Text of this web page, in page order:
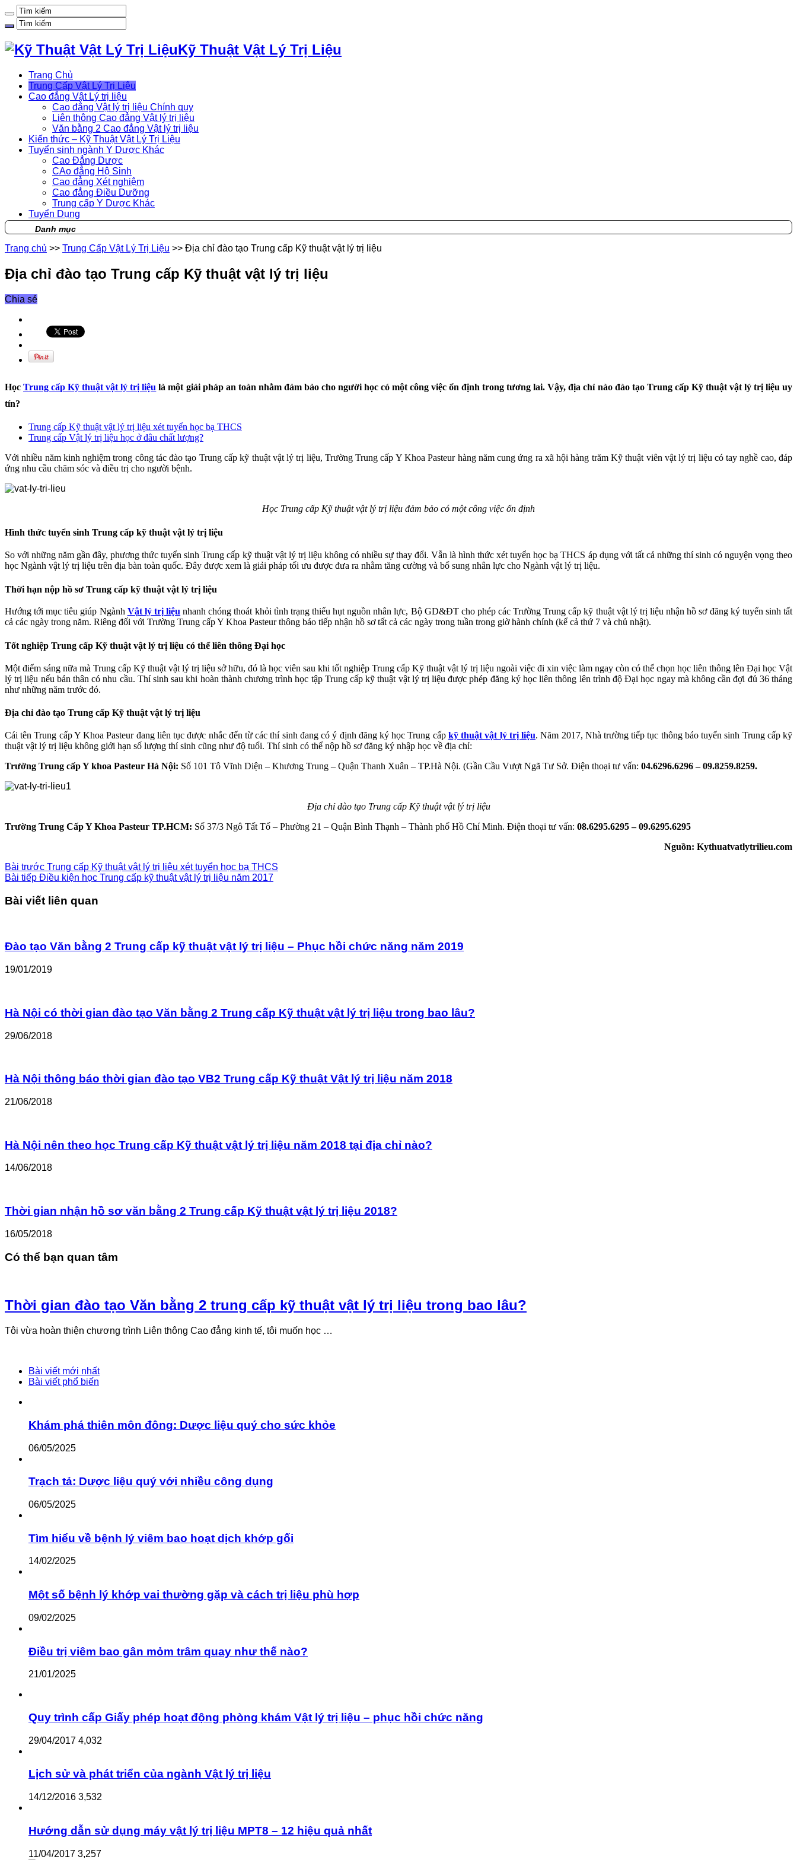
Kỹ Thuật Vật Lý Trị Liệu
Trang Chủ
Trung Cấp Vật Lý Trị Liệu
Cao đẳng Vật Lý trị liệu
Cao đẳng Vật lý trị liệu Chính quy
Liên thông Cao đẳng Vật lý trị liệu
Văn bằng 2 Cao đẳng Vật lý trị liệu
Kiến thức – Kỹ Thuật Vật Lý Trị Liệu
Tuyển sinh ngành Y Dược Khác
Cao Đẳng Dược
CAo đẳng Hộ Sinh
Cao đẳng Xét nghiệm
Cao đẳng Điều Dưỡng
Trung cấp Y Dược Khác
Tuyển Dụng
Danh mục
Trang chủ >> Trung Cấp Vật Lý Trị Liệu >> Địa chỉ đào tạo Trung cấp Kỹ thuật vật lý trị liệu
Địa chỉ đào tạo Trung cấp Kỹ thuật vật lý trị liệu
Chia sẻ
HọcTrung cấp Kỹ thuật vật lý trị liệu là một giải pháp an toàn nhằm đảm bảo cho người học có một công việc ổn định trong tương lai. Vậy, địa chỉ nào đào tạo Trung cấp Kỹ thuật vật lý trị liệu uy
tín?
Trung cấp Kỹ thuật vật lý trị liệu xét tuyển học bạ THCS
Trung cấp Vật lý trị liệu học ở đâu chất lượng?
Với nhiều năm kinh nghiệm trong công tác đào tạo Trung cấp kỹ thuật vật lý trị liệu, Trường Trung cấp Y Khoa Pasteur hàng năm cung ứng ra xã hội hàng trăm Kỹ thuật viên vật lý trị liệu có tay nghề cao, đáp
ứng nhu cầu chăm sóc và điều trị cho người bệnh.
Học Trung cấp Kỹ thuật vật lý trị liệu đảm bảo có một công việc ổn định
Hình thức tuyển sinh Trung cấp kỹ thuật vật lý trị liệu
So với những năm gần đây, phương thức tuyển sinh Trung cấp kỹ thuật vật lý trị liệu không có nhiều sự thay đổi. Vẫn là hình thức xét tuyển học bạ THCS áp dụng với tất cả những thí sinh có nguyện vọng theo
học Ngành vật lý trị liệu trên địa bàn toàn quốc. Đây được xem là giải pháp tối ưu được đưa ra nhằm tăng cường và bổ sung nhân lực cho Ngành vật lý trị liệu.
Thời hạn nộp hồ sơ Trung cấp kỹ thuật vật lý trị liệu
Hướng tới mục tiêu giúp Ngành Vật lý trị liệu nhanh chóng thoát khỏi tình trạng thiếu hụt nguồn nhân lực, Bộ GD&ĐT cho phép các Trường Trung cấp kỹ thuật vật lý trị liệu nhận hồ sơ đăng ký tuyển sinh tất
cả các ngày trong năm. Riêng đối với Trường Trung cấp Y Khoa Pasteur thông báo tiếp nhận hồ sơ tất cả các ngày trong tuần trong giờ hành chính (kể cả thứ 7 và chủ nhật).
Tốt nghiệp Trung cấp Kỹ thuật vật lý trị liệu có thể liên thông Đại học
Một điểm sáng nữa mà Trung cấp Kỹ thuật vật lý trị liệu sở hữu, đó là học viên sau khi tốt nghiệp Trung cấp Kỹ thuật vật lý trị liệu ngoài việc đi xin việc làm ngay còn có thể chọn học liên thông lên Đại học Vật
lý trị liệu nếu bản thân có nhu cầu. Thí sinh sau khi hoàn thành chương trình học tập Trung cấp kỹ thuật vật lý trị liệu được phép đăng ký học liên thông lên trình độ Đại học ngay mà không cần đợi đủ 36 tháng
như những năm trước đó.
Địa chỉ đào tạo Trung cấp Kỹ thuật vật lý trị liệu
Cái tên Trung cấp Y Khoa Pasteur đang liên tục được nhắc đến từ các thí sinh đang có ý định đăng ký học Trung cấp kỹ thuật vật lý trị liệu. Năm 2017, Nhà trường tiếp tục thông báo tuyển sinh Trung cấp kỹ
thuật vật lý trị liệu không giới hạn số lượng thí sinh cũng như độ tuổi. Thí sinh có thể nộp hồ sơ đăng ký nhập học về địa chỉ:
Trường Trung cấp Y khoa Pasteur Hà Nội: Số 101 Tô Vĩnh Diện – Khương Trung – Quận Thanh Xuân – TP.Hà Nội. (Gần Cầu Vượt Ngã Tư Sở. Điện thoại tư vấn: 04.6296.6296 – 09.8259.8259.
Địa chỉ đào tạo Trung cấp Kỹ thuật vật lý trị liệu
Trường Trung Cấp Y Khoa Pasteur TP.HCM: Số 37/3 Ngô Tất Tố – Phường 21 – Quận Bình Thạnh – Thành phố Hồ Chí Minh. Điện thoại tư vấn: 08.6295.6295 – 09.6295.6295
Nguồn: Kythuatvatlytrilieu.com
Bài trước Trung cấp Kỹ thuật vật lý trị liệu xét tuyển học bạ THCS
Bài tiếp Điều kiện học Trung cấp kỹ thuật vật lý trị liệu năm 2017
Bài viết liên quan
Đào tạo Văn bằng 2 Trung cấp kỹ thuật vật lý trị liệu – Phục hồi chức năng năm 2019
19/01/2019
Hà Nội có thời gian đào tạo Văn bằng 2 Trung cấp Kỹ thuật vật lý trị liệu trong bao lâu?
29/06/2018
Hà Nội thông báo thời gian đào tạo VB2 Trung cấp Kỹ thuật Vật lý trị liệu năm 2018
21/06/2018
Hà Nội nên theo học Trung cấp Kỹ thuật vật lý trị liệu năm 2018 tại địa chỉ nào?
14/06/2018
Thời gian nhận hồ sơ văn bằng 2 Trung cấp Kỹ thuật vật lý trị liệu 2018?
16/05/2018
Có thể bạn quan tâm
Thời gian đào tạo Văn bằng 2 trung cấp kỹ thuật vật lý trị liệu trong bao lâu?
Tôi vừa hoàn thiện chương trình Liên thông Cao đẳng kinh tế, tôi muốn học …
Bài viết mới nhất
Bài viết phổ biến
Khám phá thiên môn đông: Dược liệu quý cho sức khỏe
06/05/2025
Trạch tả: Dược liệu quý với nhiều công dụng
06/05/2025
Tìm hiểu về bệnh lý viêm bao hoạt dịch khớp gối
14/02/2025
Một số bệnh lý khớp vai thường gặp và cách trị liệu phù hợp
09/02/2025
Điều trị viêm bao gân mỏm trâm quay như thế nào?
21/01/2025
Quy trình cấp Giấy phép hoạt động phòng khám Vật lý trị liệu – phục hồi chức năng
29/04/2017 4,032
Lịch sử và phát triển của ngành Vật lý trị liệu
14/12/2016 3,532
Hướng dẫn sử dụng máy vật lý trị liệu MPT8 – 12 hiệu quả nhất
11/04/2017 3,257